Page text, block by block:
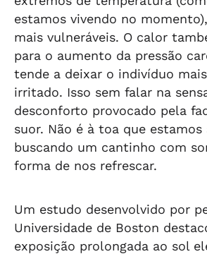
estamos vivendo no
mais vulneráveis. O calor
para o aumento da pressão
tende a deixar o indivíduo
irritado. Isso sem falar na
desconforto provocado pela
suor. Não é à toa que estamos
buscando um cantinho com
forma de nos refrescar.
Um estudo desenvolvido por
Universidade de Boston
exposição prolongada ao sol